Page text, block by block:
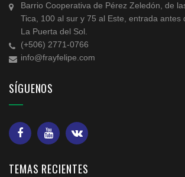
Barrio Cooperativa de Pérez Zeledón, de
Tica, 100 al sur y 75 al Este, entrada antes
La Puerta del Sol.
(+506) 2771-0766
info@frayfelipe.com
SÍGUENOS
TEMAS RECIENTES